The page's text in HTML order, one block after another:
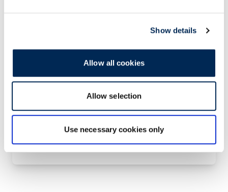
Show details
Allow all cookies
Allow selection
Use necessary cookies only
Contact us!